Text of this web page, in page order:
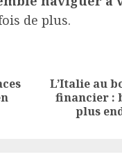
de plus.
Previous
Next
L’Italie au
financier :
plus